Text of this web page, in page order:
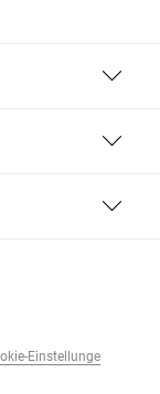
Einstellunge